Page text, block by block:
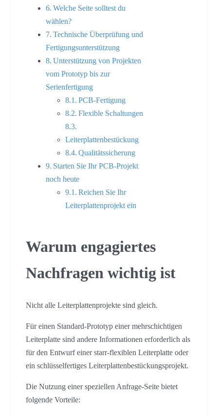
Welche Seite solltest du
wählen?
Technische Überprüfung und
Fertigungsunterstützung
Unterstützung von Projekten
vom Prototyp bis zur
Serienfertigung
PCB-Fertigung
Flexible Schaltungen
Leiterplattenbestückung
Qualitätssicherung
Starten Sie Ihr PCB-Projekt
noch heute
Reichen Sie Ihr
Leiterplattenprojekt ein
Warum engagiertes
Nachfragen wichtig ist
Nicht alle Leiterplattenprojekte sind gleich.
Für einen Standard-Prototyp einer mehrschichtigen
Leiterplatte sind andere Informationen erforderlich als
für den Entwurf einer starr-flexiblen Leiterplatte oder
ein schlüsselfertiges Leiterplattenbestückungsprojekt.
Die Nutzung einer speziellen Anfrage-Seite bietet
folgende Vorteile: